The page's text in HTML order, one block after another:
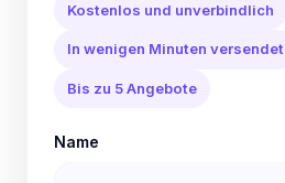
Kostenlos und unverbindlich
In wenigen Minuten versendet
Bis zu 5 Angebote
Name